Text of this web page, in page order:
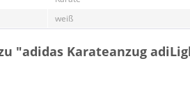
weiß
"adidas Karateanzug